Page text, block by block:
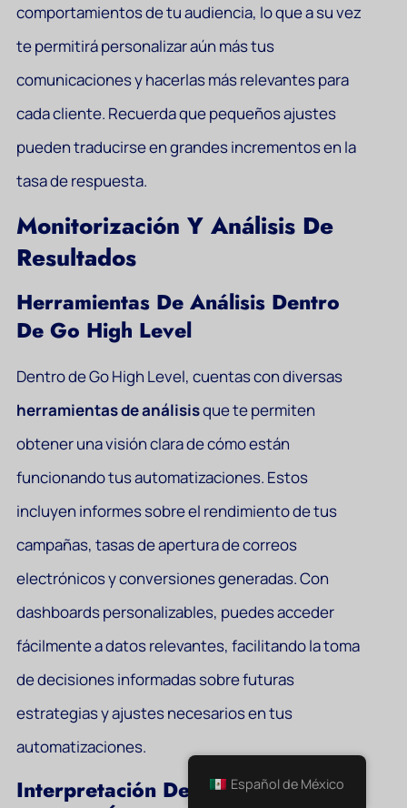
comportamientos de tu audiencia, lo que a su vez
te permitirá personalizar aún más tus
comunicaciones y hacerlas más relevantes para
cada cliente. Recuerda que pequeños ajustes
pueden traducirse en grandes incrementos en la
tasa de respuesta.
Monitorización Y Análisis De
Resultados
Herramientas De Análisis Dentro
De Go High Level
Dentro de Go High Level, cuentas con diversas
herramientas de análisisque te permiten
obtener una visión clara de cómo están
funcionando tus automatizaciones. Estos
incluyen informes sobre el rendimiento de tus
campañas, tasas de apertura de correos
electrónicos y conversiones generadas. Con
dashboards personalizables, puedes acceder
fácilmente a datos relevantes, facilitando la toma
de decisiones informadas sobre futuras
estrategias y ajustes necesarios en tus
automatizaciones.
Interpretación De Datos: Cómo
Español de México